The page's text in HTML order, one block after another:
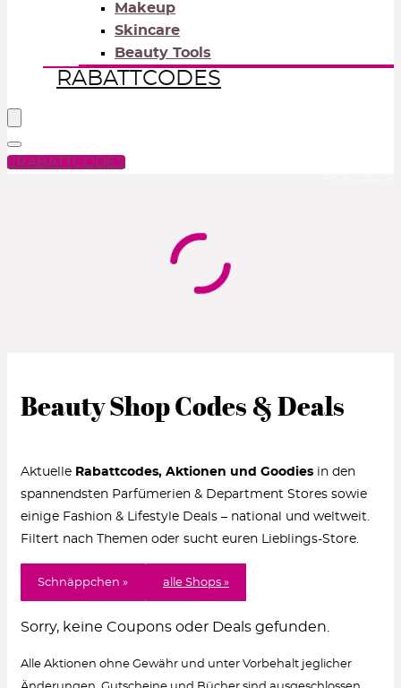
Makeup
Skincare
Beauty Tools
RABATTCODES
RABATTCODES
Beauty Shop Codes & Deals
Aktuelle Rabattcodes, Aktionen und Goodies in den
spannendsten Parfümerien & Department Stores sowie
einige Fashion & Lifestyle Deals – national und weltweit.
Filtert nach Themen oder sucht euren Lieblings-Store.
Schnäppchen » alle Shops »
Sorry, keine Coupons oder Deals gefunden.
Alle Aktionen ohne Gewähr und unter Vorbehalt jeglicher